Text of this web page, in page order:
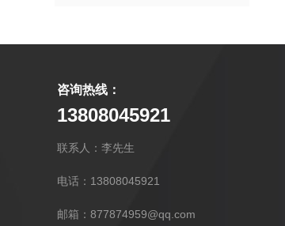
咨询热线：
13808045921
联系人：李先生
电话：13808045921
邮箱：877874959@qq.com